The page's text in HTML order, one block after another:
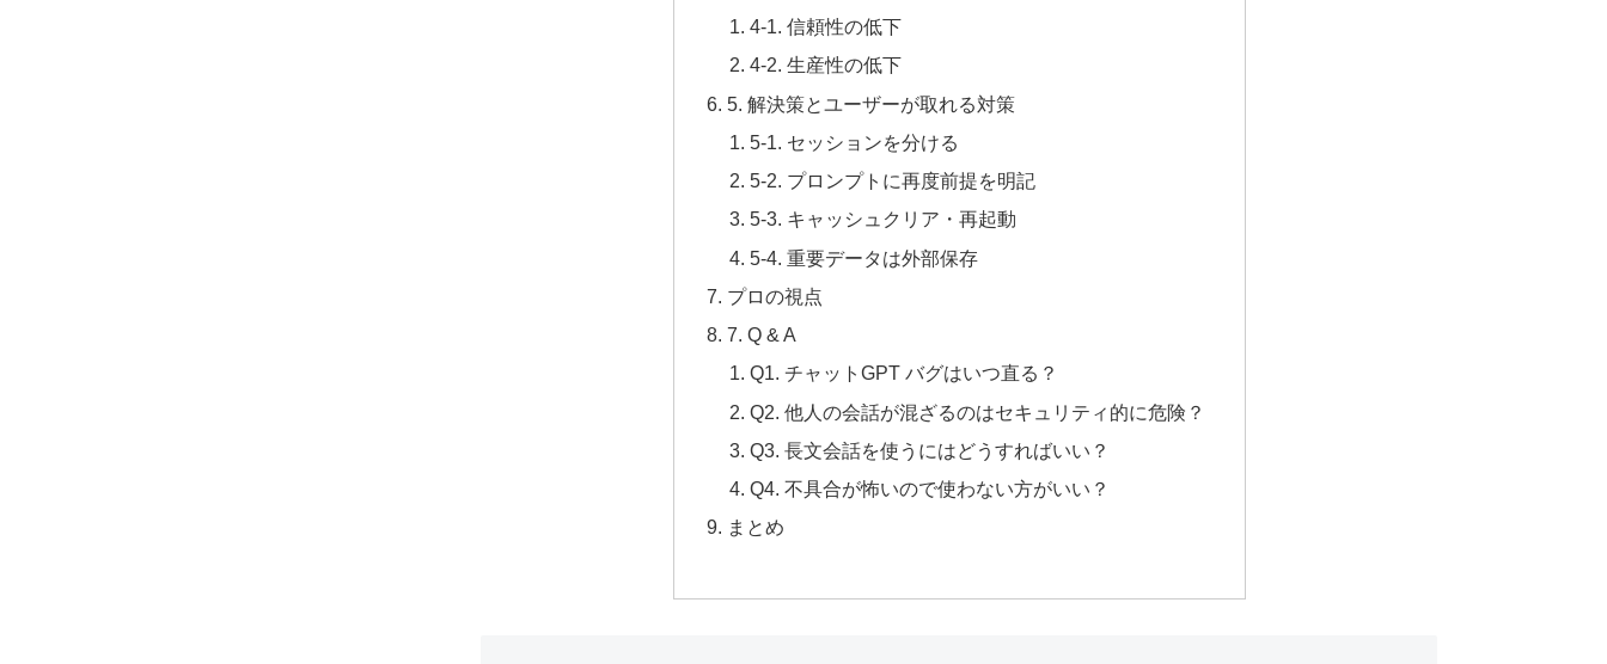
4-1. 信頼性の低下
4-2. 生産性の低下
5. 解決策とユーザーが取れる対策
5-1. セッションを分ける
5-2. プロンプトに再度前提を明記
5-3. キャッシュクリア・再起動
5-4. 重要データは外部保存
プロの視点
7. Q & A
Q1. チャットGPT バグはいつ直る？
Q2. 他人の会話が混ざるのはセキュリティ的に危険？
Q3. 長文会話を使うにはどうすればいい？
Q4. 不具合が怖いので使わない方がいい？
まとめ